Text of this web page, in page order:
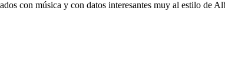
con música y con datos interesantes muy al estilo de